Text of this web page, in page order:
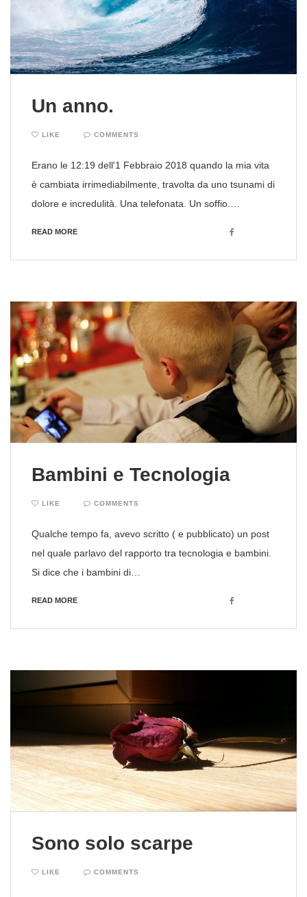
Un anno.
LIKE COMMENTS
Erano le 12:19 dell'1 Febbraio 2018 quando la mia vita
è cambiata irrimediabilmente, travolta da uno tsunami di
dolore e incredulità. Una telefonata. Un soffio.…
READ MORE Facebook
Bambini e Tecnologia
LIKE COMMENTS
Qualche tempo fa, avevo scritto ( e pubblicato) un post
nel quale parlavo del rapporto tra tecnologia e bambini.
Si dice che i bambini di…
READ MORE Facebook
Sono solo scarpe
LIKE COMMENTS